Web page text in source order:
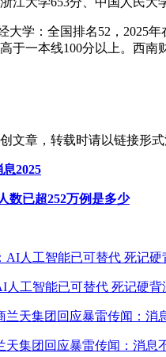
大学：全国排名52，2025
一本线100分以上。西南
文章，转载时请以链接形式
2025
数已超252万例是多少
工智能已可替代 死记硬背
天集团回应暴雷传闻：消息